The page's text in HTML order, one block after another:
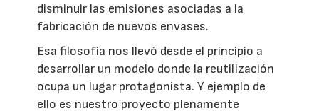
disminuir las emisiones asociadas a la
fabricación de nuevos envases.
Esa filosofía nos llevó desde el principio a
desarrollar un modelo donde la reutilización
ocupa un lugar protagonista. Y ejemplo de
ello es nuestro proyecto plenamente